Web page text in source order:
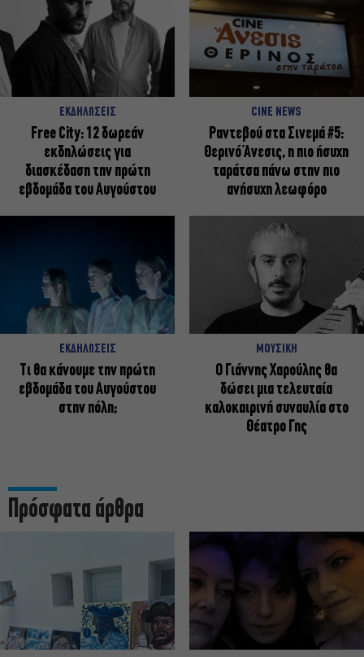
ΕΚΔΗΛΩΣΕΙΣ
Free City: 12 δωρεάν
εκδηλώσεις για
διασκέδαση την πρώτη
εβδομάδα του Αυγούστου
CINE NEWS
Ραντεβού στα Σινεμά #5:
Θερινό Άνεσις, η πιο ήσυχη
ταράτσα πάνω στην πιο
ανήσυχη λεωφόρο
ΕΚΔΗΛΩΣΕΙΣ
Τι θα κάνουμε την πρώτη
εβδομάδα του Αυγούστου
στην πόλη;
ΜΟΥΣΙΚΗ
Ο Γιάννης Χαρούλης θα
δώσει μια τελευταία
καλοκαιρινή συναυλία στο
Θέατρο Γης
Πρόσφατα άρθρα